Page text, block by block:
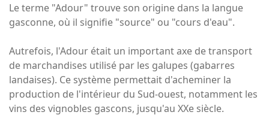
Le terme "Adour" trouve son origine dans la langue
gasconne, où il signifie "source" ou "cours d'eau".
Autrefois, l'Adour était un important axe de transport
de marchandises utilisé par les galupes (gabarres
landaises). Ce système permettait d'acheminer la
production de l'intérieur du Sud-ouest, notamment les
vins des vignobles gascons, jusqu'au XXe siècle.